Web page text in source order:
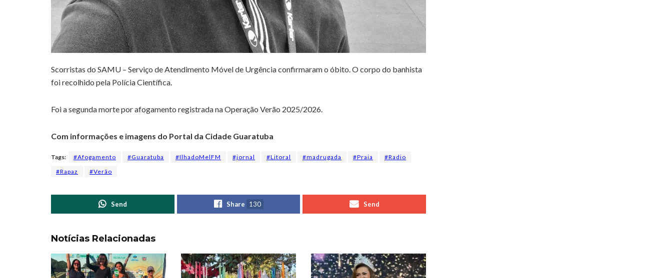
Scorristas do SAMU – Serviço de Atendimento Móvel de Urgência confirmaram o óbito.O corpo do banhista
foi recolhido pela Polícia Científica.
Foi a segunda morte por afogamento registrada na Operação Verão 2025/2026.
Com informações e imagens do Portal da Cidade Guaratuba
Tags: #Afogamento #Guaratuba #IlhadoMelFM #jornal #Litoral #madrugada #Praia
#Radio
#Rapaz
#Verão
Send Share 130 Send
Notícias Relacionadas